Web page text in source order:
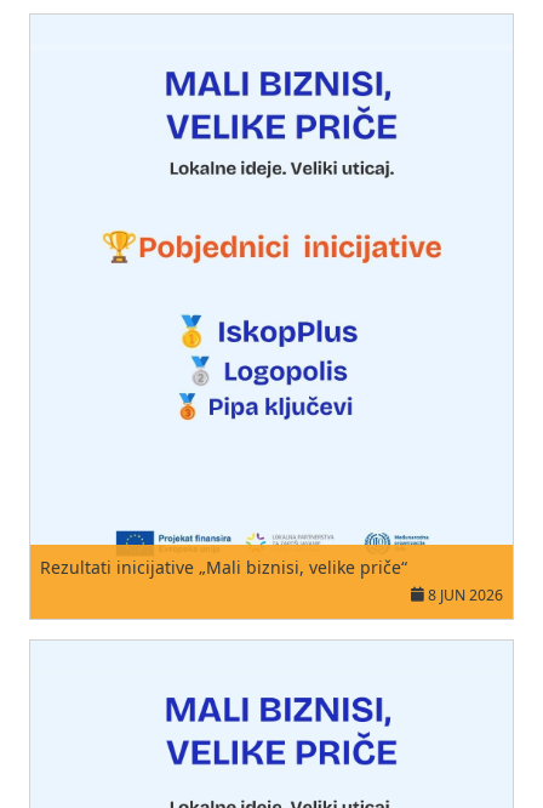
Rezultati inicijative „Mali biznisi, velike priče“
8 JUN 2026